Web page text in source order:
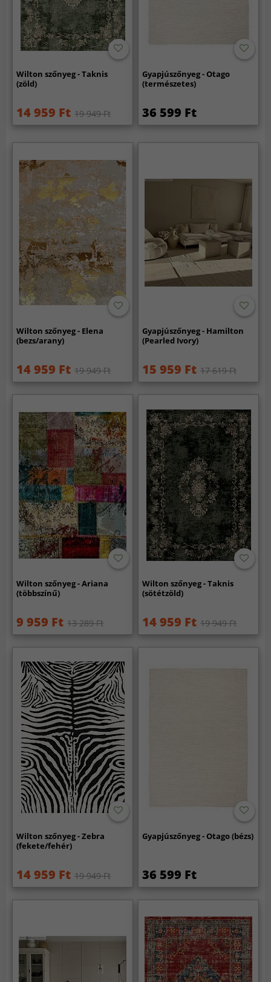
Wilton szőnyeg - Taknis
(zöld)
14 959 Ft 19 949 Ft
Gyapjúszőnyeg - Otago
(természetes)
36 599 Ft
Wilton szőnyeg - Elena
(bezs/arany)
14 959 Ft 19 949 Ft
Gyapjúszőnyeg - Hamilton
(Pearled Ivory)
15 959 Ft 17 619 Ft
Wilton szőnyeg - Ariana
(többszínű)
9 959 Ft 13 289 Ft
Wilton szőnyeg - Taknis
(sötétzöld)
14 959 Ft 19 949 Ft
Wilton szőnyeg - Zebra
(fekete/fehér)
14 959 Ft 19 949 Ft
Gyapjúszőnyeg - Otago (bézs)
36 599 Ft